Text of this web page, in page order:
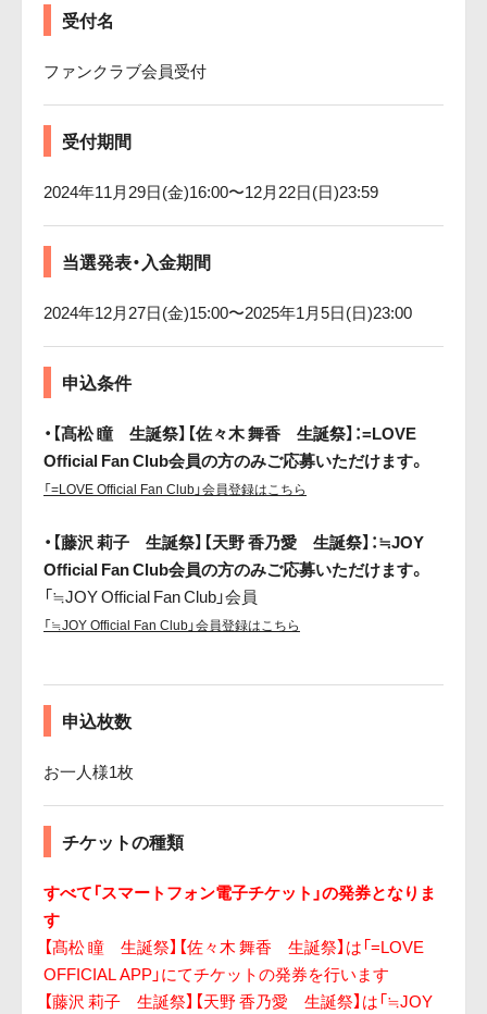
受付名
ファンクラブ会員受付
受付期間
2024年11月29日(金)16:00〜12月22日(日)23:59
当選発表・入金期間
2024年12月27日(金)15:00〜2025年1月5日(日)23:00
申込条件
・【髙松 瞳 生誕祭】【佐々木 舞香 生誕祭】：=LOVE
Official Fan Club会員の方のみご応募いただけます。
「=LOVE Official Fan Club」会員登録はこちら
・【藤沢 莉子 生誕祭】【天野 香乃愛 生誕祭】：≒JOY
Official Fan Club会員の方のみご応募いただけます。
「≒JOY Official Fan Club」会員
「≒JOY Official Fan Club」会員登録はこちら
申込枚数
お一人様1枚
チケットの種類
すべて「スマートフォン電子チケット」の発券となりま
す
【髙松 瞳 生誕祭】【佐々木 舞香 生誕祭】は「=LOVE
OFFICIAL APP」にてチケットの発券を行います
【藤沢 莉子 生誕祭】【天野 香乃愛 生誕祭】は「≒JOY